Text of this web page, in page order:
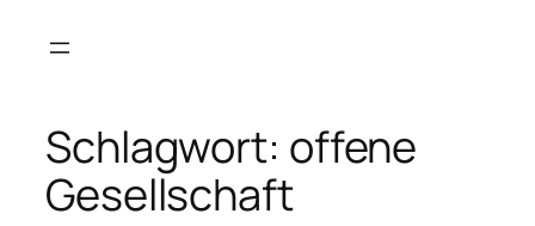
Inhalt
Schlagwort: offene
Gesellschaft